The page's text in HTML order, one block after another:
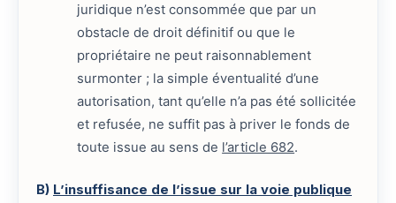
juridique n’est consommée que par un
obstacle de droit définitif ou que le
propriétaire ne peut raisonnablement
surmonter ; la simple éventualité d’une
autorisation, tant qu’elle n’a pas été sollicitée
et refusée, ne suffit pas à priver le fonds de
toute issue au sens de l’article 682.
B) L’insuffisance de l’issue sur la voie publique